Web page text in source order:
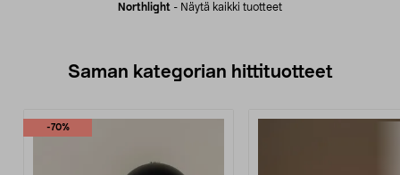
Northlight - Näytä kaikki tuotteet
Saman kategorian hittituotteet
-70%